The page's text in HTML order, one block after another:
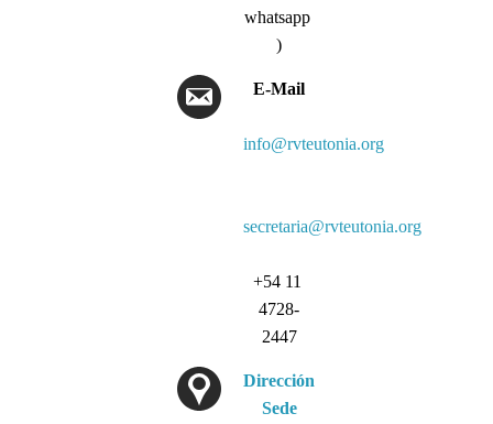
whatsapp
)
E-Mail
info@rvteutonia.org
secretaria@rvteutonia.org
+54 11
4728-
2447
Dirección
Sede